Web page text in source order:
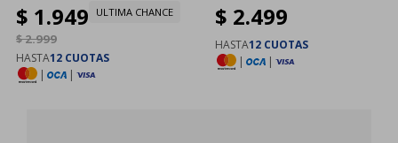
$ 1.949
$2.999
ULTIMA CHANCE
HASTA12 CUOTAS
|
|
$ 2.499
HASTA12 CUOTAS
|
|